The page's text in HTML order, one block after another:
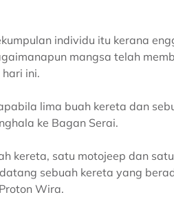
individu itu kerana
mangsa telah
ini.
lima buah kereta dan
ke Bagan Serai.
kereta, satu motojeep dan
sebuah kereta yang
Wira.